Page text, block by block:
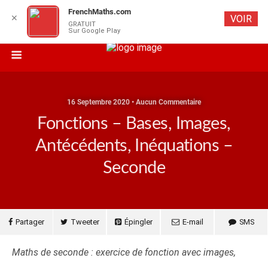
16 Septembre 2020 • Aucun Commentaire
Fonctions – Bases, Images,
Antécédents, Inéquations –
Seconde
Partager Tweeter Épingler E-mail SMS
Maths de seconde : exercice de fonction avec images,
✕
FrenchMaths.com
GRATUIT
Sur Google Play
VOIR